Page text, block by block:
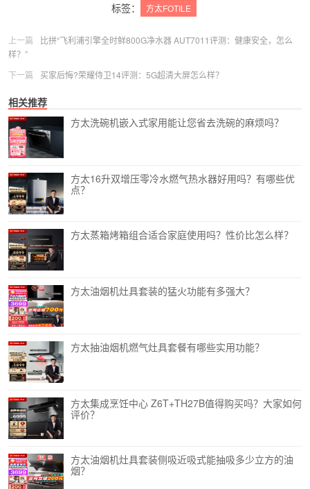
标签：
方太FOTILE
上一篇
比拼“飞利浦引擎全时鲜800G净水器 AUT7011评测：健康安全，怎么
样？”
下一篇
买家后悔?荣耀侍卫14评测：5G超清大屏怎么样？
相关推荐
方太洗碗机嵌入式家用能让您省去洗碗的麻烦吗？
方太16升双增压零冷水燃气热水器好用吗？有哪些优
点？
方太蒸箱烤箱组合适合家庭使用吗？性价比怎么样？
方太油烟机灶具套装的猛火功能有多强大？
方太抽油烟机燃气灶具套餐有哪些实用功能？
方太集成烹饪中心 Z6T+TH27B值得购买吗？大家如何
评价？
方太油烟机灶具套装侧吸近吸式能抽吸多少立方的油
烟？